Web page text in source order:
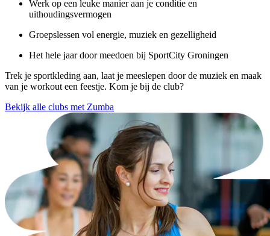
Werk op een leuke manier aan je conditie en
uithoudingsvermogen
Groepslessen vol energie, muziek en gezelligheid
Het hele jaar door meedoen bij SportCity Groningen
Trek je sportkleding aan, laat je meeslepen door de muziek en maak
van je workout een feestje. Kom je bij de club?
Bekijk alle clubs met Zumba